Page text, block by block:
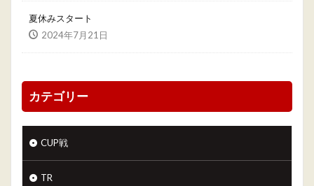
夏休みスタート
2024年7月21日
カテゴリー
CUP戦
TR